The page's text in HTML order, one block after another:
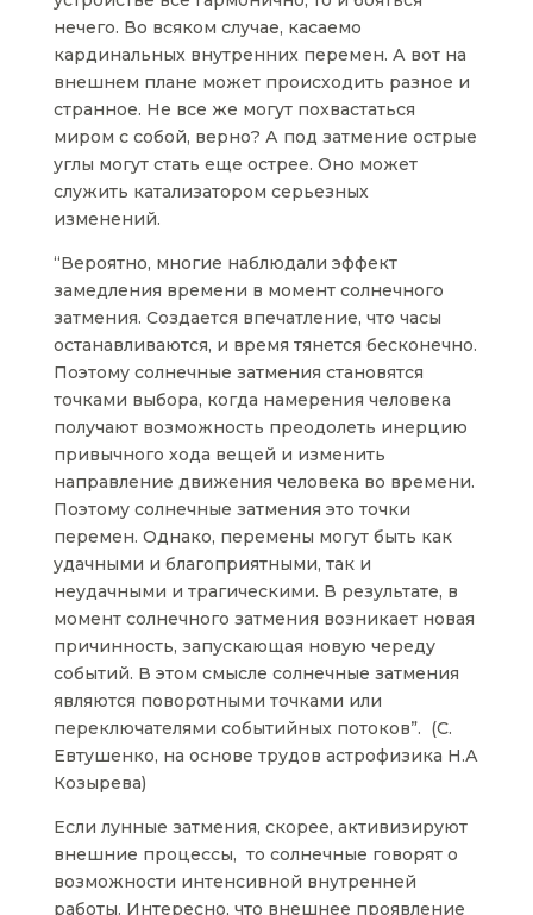
нечего. Во всяком случае, касаемо
кардинальных внутренних перемен. А вот на
внешнем плане может происходить разное и
странное. Не все же могут похвастаться
миром с собой, верно? А под затмение острые
углы могут стать еще острее. Оно может
служить катализатором серьезных
изменений.
“Вероятно, многие наблюдали эффект
замедления времени в момент солнечного
затмения. Создается впечатление, что часы
останавливаются, и время тянется бесконечно.
Поэтому солнечные затмения становятся
точками выбора, когда намерения человека
получают возможность преодолеть инерцию
привычного хода вещей и изменить
направление движения человека во времени.
Поэтому солнечные затмения это точки
перемен. Однако, перемены могут быть как
удачными и благоприятными, так и
неудачными и трагическими. В результате, в
момент солнечного затмения возникает новая
причинность, запускающая новую череду
событий. В этом смысле солнечные затмения
являются поворотными точками или
переключателями событийных потоков”. (С.
Евтушенко, на основе трудов астрофизика Н.А
Козырева)
Если лунные затмения, скорее, активизируют
внешние процессы, то солнечные говорят о
возможности интенсивной внутренней
работы. Интересно, что внешнее проявление